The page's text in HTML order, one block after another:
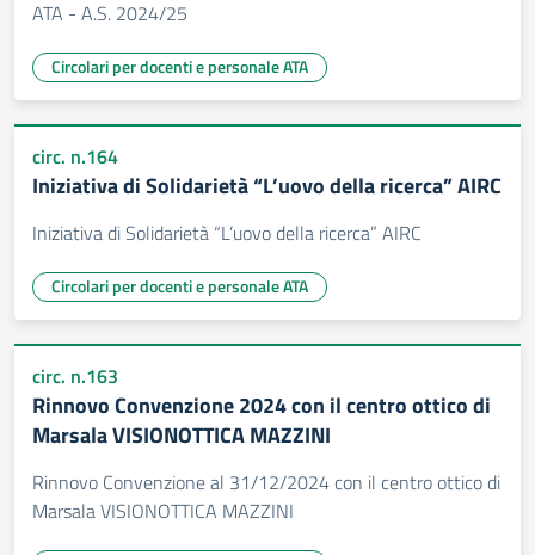
ATA - A.S. 2024/25
Circolari per docenti e personale ATA
circ. n.164
Iniziativa di Solidarietà “L’uovo della ricerca” AIRC
Iniziativa di Solidarietà “L’uovo della ricerca” AIRC
Circolari per docenti e personale ATA
circ. n.163
Rinnovo Convenzione 2024 con il centro ottico di
Marsala VISIONOTTICA MAZZINI
Rinnovo Convenzione al 31/12/2024 con il centro ottico di
Marsala VISIONOTTICA MAZZINI